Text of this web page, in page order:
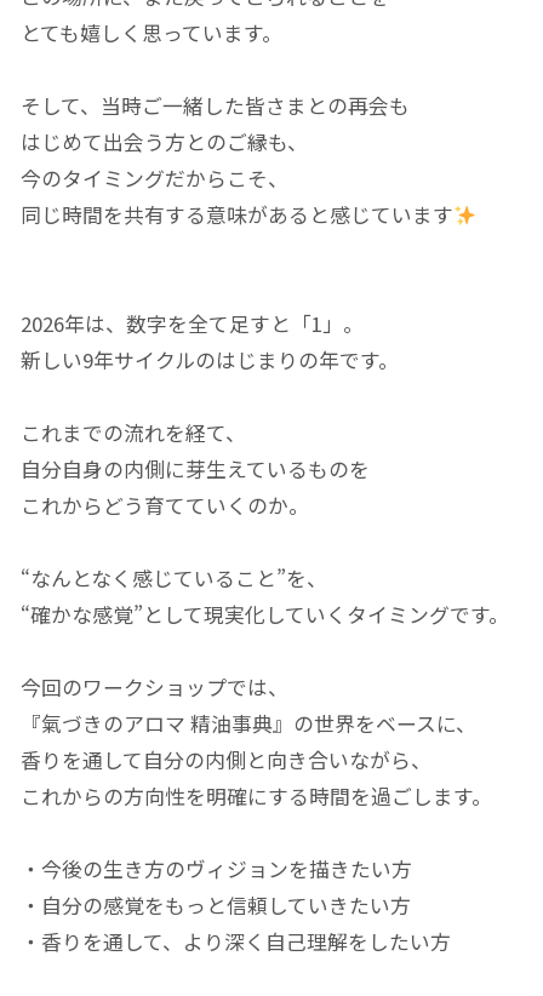
とても嬉しく思っています。
そして、当時ご一緒した皆さまとの再会も
はじめて出会う方とのご縁も、
今のタイミングだからこそ、
同じ時間を共有する意味があると感じています
2026年は、数字を全て足すと「1」。
新しい9年サイクルのはじまりの年です。
これまでの流れを経て、
自分自身の内側に芽生えているものを
これからどう育てていくのか。
“なんとなく感じていること”を、
“確かな感覚”として現実化していくタイミングです。
今回のワークショップでは、
『氣づきのアロマ 精油事典』の世界をベースに、
香りを通して自分の内側と向き合いながら、
これからの方向性を明確にする時間を過ごします。
・今後の生き方のヴィジョンを描きたい方
・自分の感覚をもっと信頼していきたい方
・香りを通して、より深く自己理解をしたい方